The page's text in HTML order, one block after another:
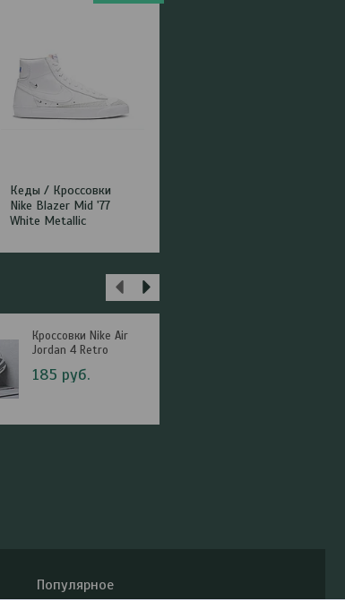
Кеды / Кроссовки
Nike Blazer Mid '77
White Metallic
Кроссовки Nike Air
Jordan 4 Retro
185 руб.
Популярное